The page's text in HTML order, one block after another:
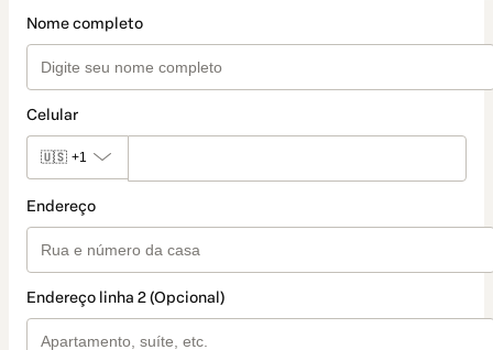
Nome completo
Celular
🇺🇸 +1
Endereço
Endereço linha 2 (Opcional)